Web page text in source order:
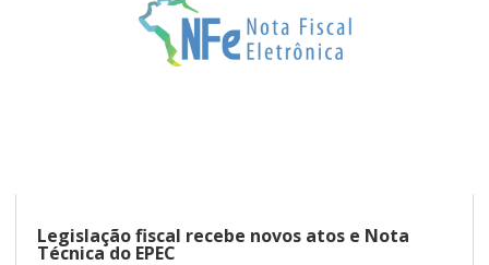
Legislação fiscal recebe novos atos e Nota
Técnica do EPEC